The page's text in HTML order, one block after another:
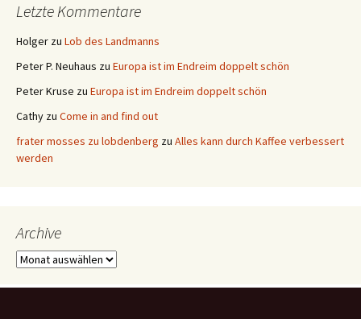
Letzte Kommentare
Holger zu Lob des Landmanns
Peter P. Neuhaus zu Europa ist im Endreim doppelt schön
Peter Kruse zu Europa ist im Endreim doppelt schön
Cathy zu Come in and find out
frater mosses zu lobdenberg zu Alles kann durch Kaffee verbessert
werden
Archive
Archive